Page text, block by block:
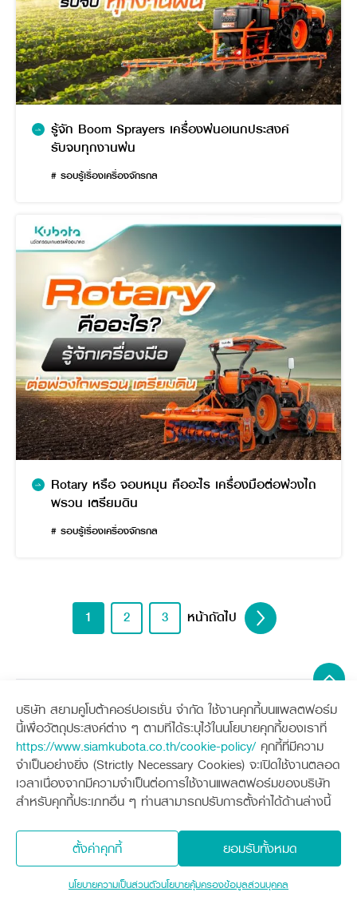
บริษัท สยามคูโบต้าคอร์ปอเรชั่น จำกัด ใช้งานคุกกี้บนแพลตฟอร์ม
นี้เพื่อวัตถุประสงค์ต่าง ๆ ตามที่ได้ระบุไว้ในนโยบายคุกกี้ของเราที่
https://www.siamkubota.co.th/cookie-policy/คุกกี้ที่มีความ
จำเป็นอย่างยิ่ง (Strictly Necessary Cookies) จะเปิดใช้งานตลอด
เวลาเนื่องจากมีความจำเป็นต่อการใช้งานแพลตฟอร์มของบริษัท
สำหรับคุกกี้ประเภทอื่น ๆ ท่านสามารถปรับการตั้งค่าได้ด้านล่างนี้
ยอมรับทั้งหมด
ตั้งค่าคุกกี้
นโยบายความเป็นส่วนตัวนโยบายคุ้มครองข้อมูลส่วนบุคคล
รู้จัก Boom Sprayers เครื่องพ่นอเนกประสงค์
รับจบทุกงานพ่น
# รอบรู้เรื่องเครื่องจักรกล
Rotary หรือ จอบหมุน คืออะไร เครื่องมือต่อพ่วงไถ
พรวน เตรียมดิน
# รอบรู้เรื่องเครื่องจักรกล
1 2 3 หน้าถัดไป
Sitemap
เครื่องจักรกลการเกษตร
แทรกเตอร์
อุปกรณ์ต่อพ่วงแทรกเตอร์
รถเกี่ยวนวดข้าว
ชุดอุปกรณ์เสริมรถดำนา
เครื่องยนต์ดีเซล
รถไถ
เครื่องจักรกลก่อสร้าง
รถขุดขนาดเล็ก
อุปกรณ์ต่อพ่วงรถขุด
รถตักล้อยาง
สินค้านวัตกรรมการเกษตร
โดรนการเกษตร
ช่องทางการติดตาม ศูนย์ลูกค้าสัมพันธ์คูโบต้า คอนเนค
สงวนลิขสิทธิ์ © 2560 บริษัทสยามคูโบต้า คอร์ปอเรชั่น จำกัด
นโยบายคุ้มครองข้อมูลส่วนบุคคล นโยบายความเป็นส่วนตัว